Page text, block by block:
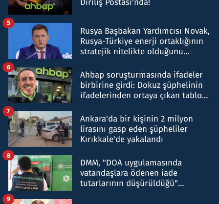
Diriliş Postası'nda!
Rusya Başbakan Yardımcısı Novak,
Rusya-Türkiye enerji ortaklığının
stratejik nitelikte olduğunu
5
Ahbap soruşturmasında ifadeler
birbirine girdi: Dokuz şüphelinin
ifadelerinden ortaya çıkan tablo
6
Ankara'da bir kişinin 2 milyon
lirasını gasp eden şüpheliler
Kırıkkale'de yakalandı
7
DMM, "DOA uygulamasında
vatandaşlara ödenen iade
tutarlarının düşürüldüğü"
8
9